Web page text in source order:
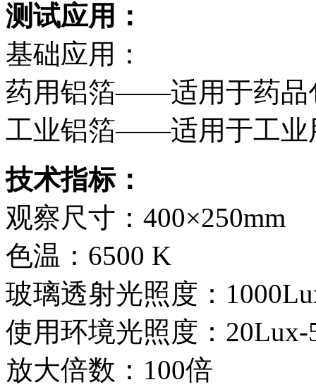
测试应用：
基础应用：
药用铝箔——适用于药品
工业铝箔——适用于工业
技术指标：
观察尺寸：400×250mm
色温：6500 K
玻璃透射光照度：
使用环境光照度：20Lux-
放大倍数：100倍